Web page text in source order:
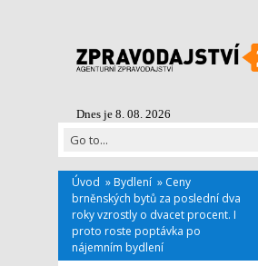
Dnes je 8. 08. 2026
Úvod » Bydlení » Ceny
brněnských bytů za poslední dva
roky vzrostly o dvacet procent. I
proto roste poptávka po
nájemním bydlení